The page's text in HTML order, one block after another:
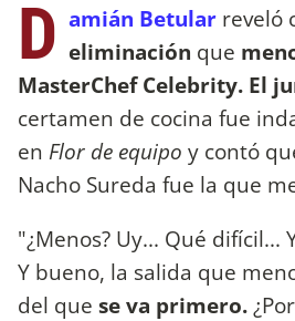
D amián Betular reveló
eliminación que
MasterChef Celebrity. El
certamen de cocina fue
en Flor de equipo y contó
Nacho Sureda fue la que
"¿Menos? Uy... Qué difícil...
Y bueno, la salida que
del que se va primero.